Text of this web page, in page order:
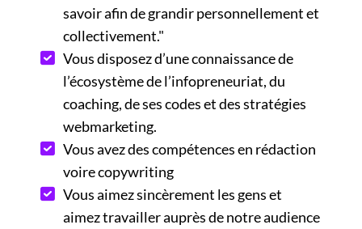
savoir afin de grandir personnellement et
collectivement."
Vous disposez d’une connaissance de
l’écosystème de l’infopreneuriat, du
coaching, de ses codes et des stratégies
webmarketing.
Vous avez des compétences en rédaction
voire copywriting
Vous aimez sincèrement les gens et
aimez travailler auprès de notre audience